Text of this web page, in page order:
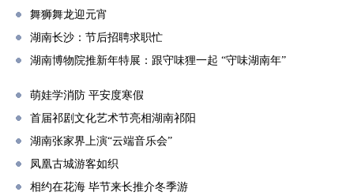
舞狮舞龙迎元宵
湖南长沙：节后招聘求职忙
湖南博物院推新年特展：跟守味狸一起 “守味湖南年”
萌娃学消防 平安度寒假
首届祁剧文化艺术节亮相湖南祁阳
湖南张家界上演“云端音乐会”
凤凰古城游客如织
相约在花海 毕节来长推介冬季游